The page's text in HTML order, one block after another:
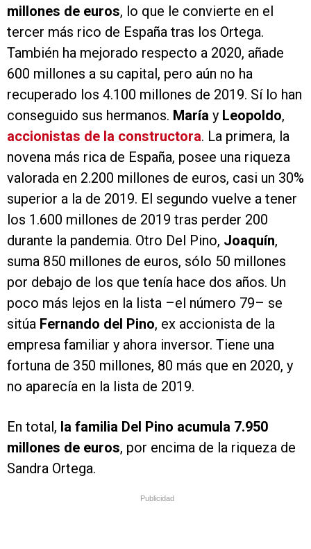
millones de euros, lo que le convierte en el
tercer más rico de España tras los Ortega.
También ha mejorado respecto a 2020, añade
600 millones a su capital, pero aún no ha
recuperado los 4.100 millones de 2019. Sí lo han
conseguido sus hermanos. María y Leopoldo,
accionistas de la constructora. La primera, la
novena más rica de España, posee una riqueza
valorada en 2.200 millones de euros, casi un 30%
superior a la de 2019. El segundo vuelve a tener
los 1.600 millones de 2019 tras perder 200
durante la pandemia. Otro Del Pino, Joaquín,
suma 850 millones de euros, sólo 50 millones
por debajo de los que tenía hace dos años. Un
poco más lejos en la lista –el número 79– se
sitúa Fernando del Pino, ex accionista de la
empresa familiar y ahora inversor. Tiene una
fortuna de 350 millones, 80 más que en 2020, y
no aparecía en la lista de 2019.
En total, la familia Del Pino acumula 7.950
millones de euros, por encima de la riqueza de
Sandra Ortega.
Publicidad